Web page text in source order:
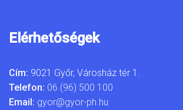
Elérhetőségek
Cím: 9021 Győr, Városház tér 1.
Telefon: 06 (96) 500 100
Email: gyor@gyor-ph.hu